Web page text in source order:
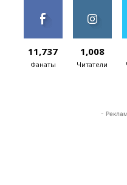
11,737
Фанаты
1,008
Читатели
-